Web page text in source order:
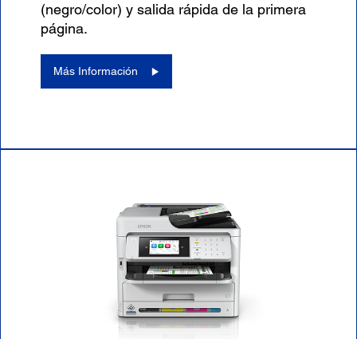
(negro/color) y salida rápida de la primera
página.
Más Información